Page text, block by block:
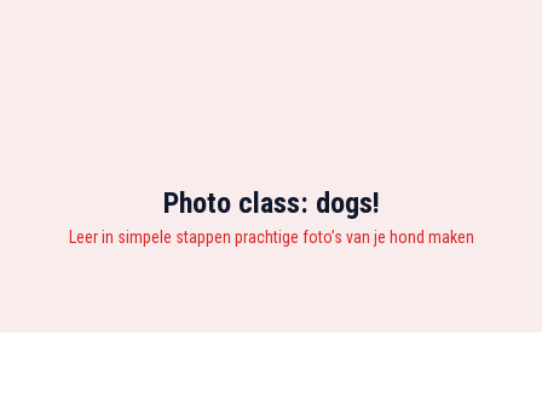
Photo class: dogs!
Leer in simpele stappen prachtige foto’s van je hond maken